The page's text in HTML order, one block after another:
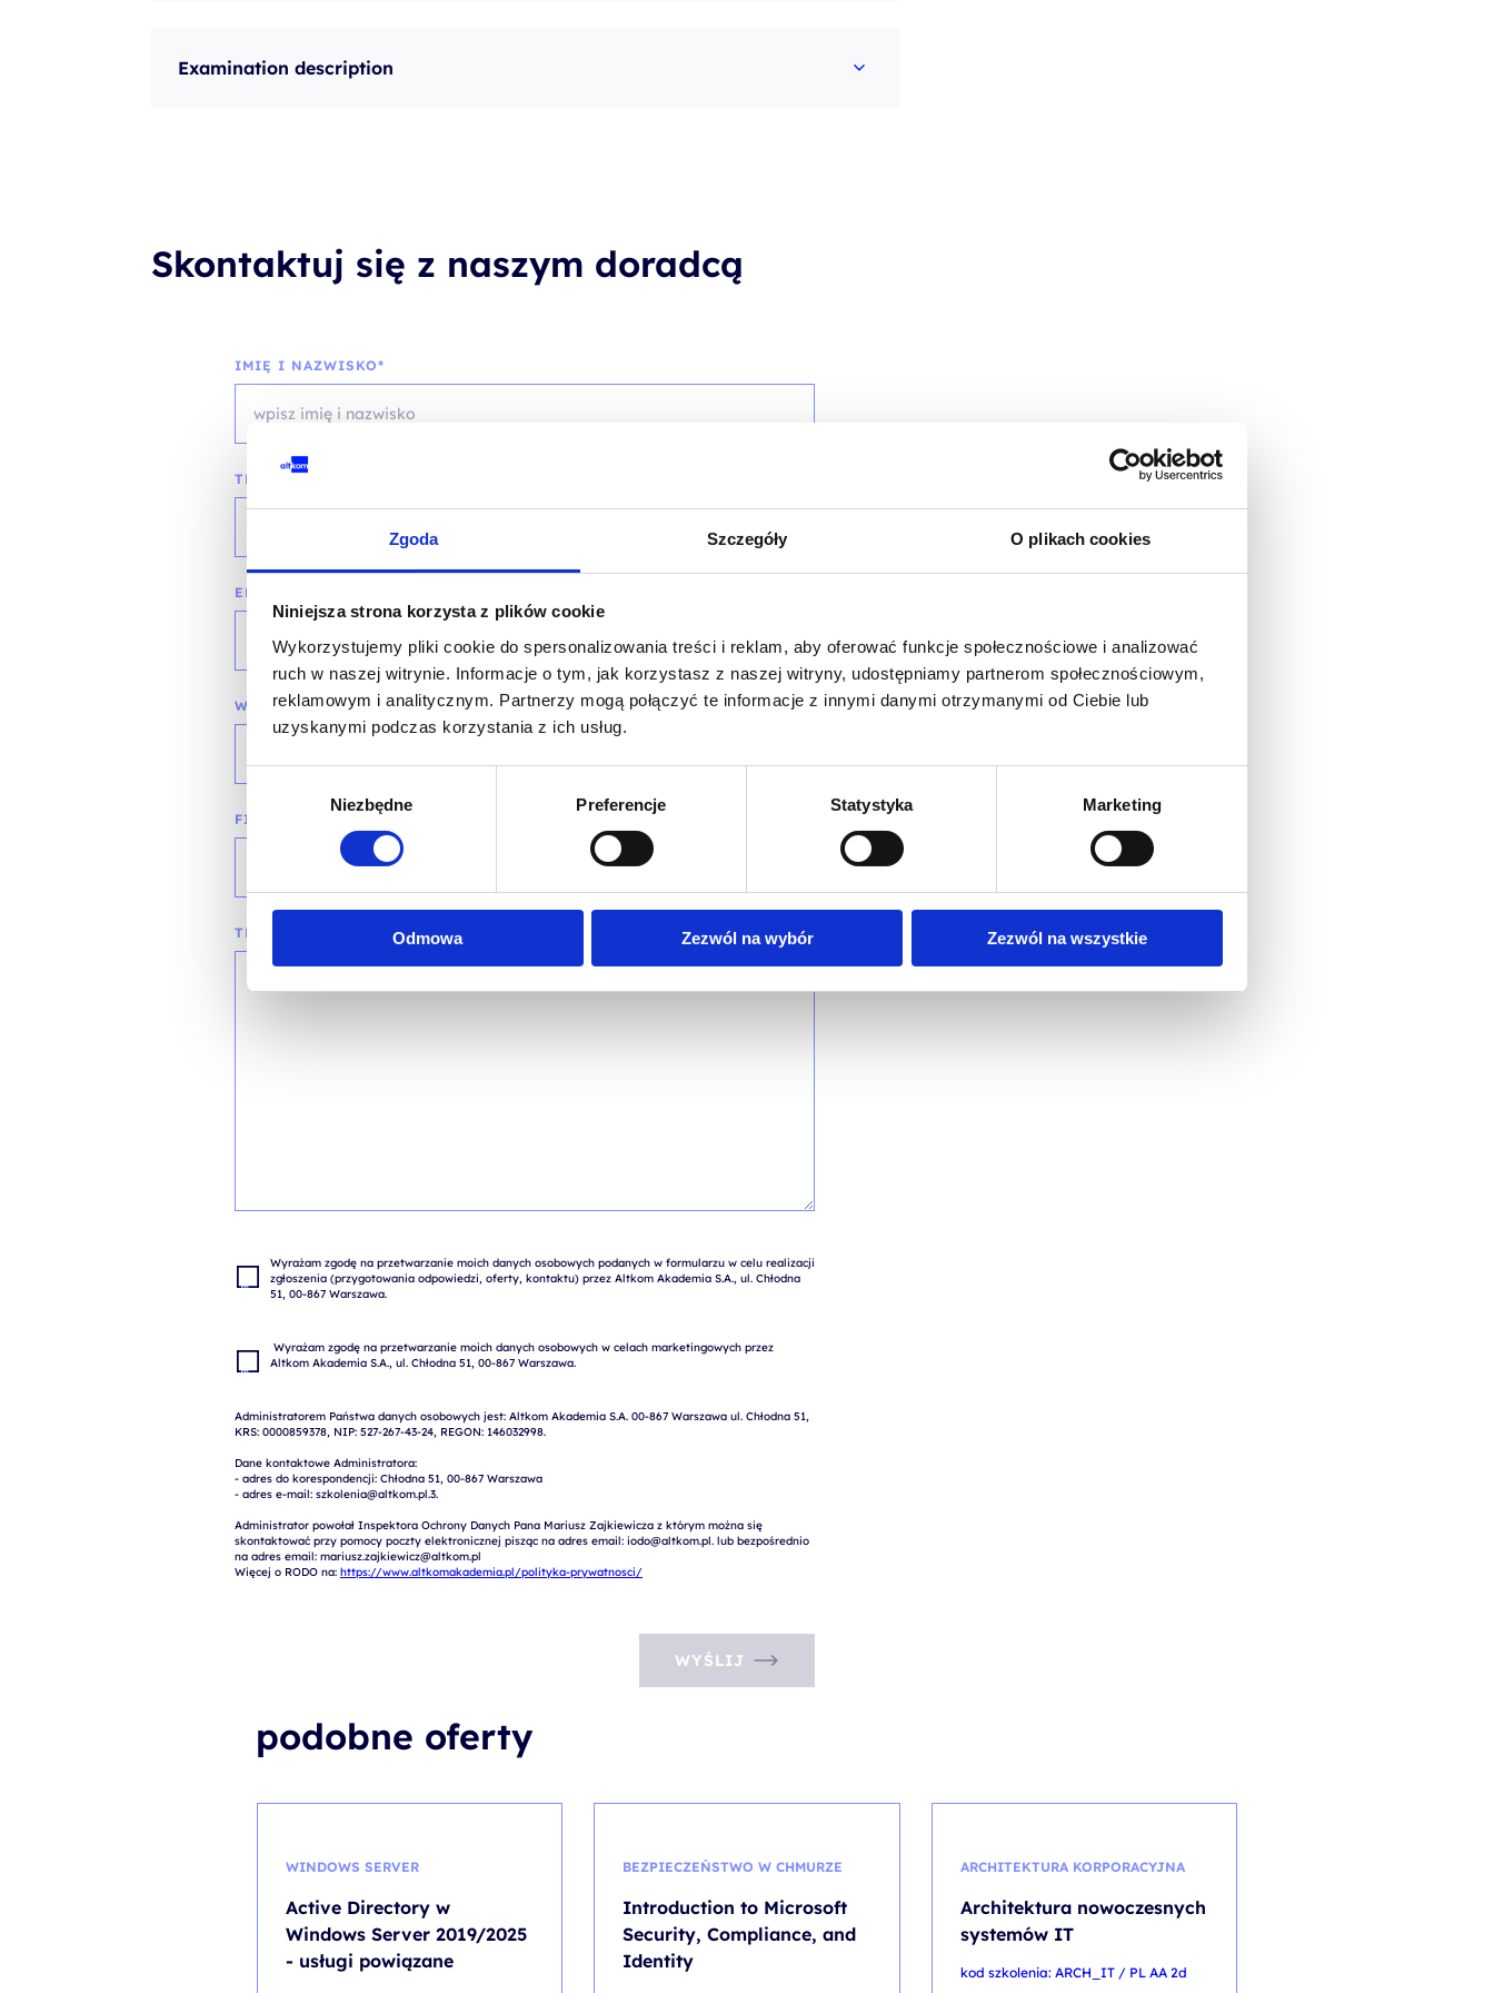
Zgoda Szczegóły O plikach cookies
Niniejsza strona korzysta z plików cookie
Wykorzystujemy pliki cookie do spersonalizowania treści i reklam, aby oferować funkcje społecznościowe i analizować
ruch w naszej witrynie. Informacje o tym, jak korzystasz z naszej witryny, udostępniamy partnerom społecznościowym,
reklamowym i analitycznym. Partnerzy mogą połączyć te informacje z innymi danymi otrzymanymi od Ciebie lub
uzyskanymi podczas korzystania z ich usług.
Niezbędne Preferencje Statystyka Marketing
Odmowa Zezwól na wybór Zezwól na wszystkie
Examination description
Skontaktuj się z naszym doradcą
IMIĘ I NAZWISKO*
TELEFON KONTAKTOWY*
EMAIL*
WOJEWÓDZTWO*
FIRMA
TREŚĆ WIADOMOŚCI*
Wyrażam zgodę na przetwarzanie moich danych osobowych podanych w formularzu w celu realizacji
zgłoszenia (przygotowania odpowiedzi, oferty, kontaktu) przez Altkom Akademia S.A., ul. Chłodna
Administratorem Państwa danych osobowych jest: Altkom Akademia S.A. 00-867 Warszawa ul. Chłodna 51,
KRS: 0000859378, NIP: 527-267-43-24, REGON: 146032998.
Dane kontaktowe Administratora:
- adres do korespondencji: Chłodna 51, 00-867 Warszawa
- adres e-mail: szkolenia@altkom.pl.3.
Administrator powołał Inspektora Ochrony Danych Pana Mariusz Zajkiewicza z którym można się
skontaktować przy pomocy poczty elektronicznej pisząc na adres email: iodo@altkom.pl. lub bezpośrednio
na adres email: mariusz.zajkiewicz@altkom.pl
Więcej o RODO na: https://www.altkomakademia.pl/polityka-prywatnosci/
WYŚLIJ
podobne oferty
WINDOWS SERVER
Active Directory w
Windows Server 2019/2025
- usługi powiązane
BEZPIECZEŃSTWO W CHMURZE
Introduction to Microsoft
Security, Compliance, and
Identity
ARCHITEKTURA KORPORACYJNA
Architektura nowoczesnych
systemów IT
kod szkolenia: ARCH_IT / PL AA 2d